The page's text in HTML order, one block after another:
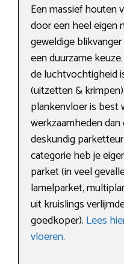
Een massief houten
door een heel eigen
geweldige
een duurzame
de luchtvochtigheid
(uitzetten &
plankenvloer is best
werkzaamheden
deskundig
categorie heb je
parket (in veel
lamelparket,
uit kruislings
goedkoper). Lees
vloeren.